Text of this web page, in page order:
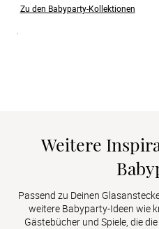
Zu den Babyparty-Kollektionen
Weitere
Passend zu Deinen
weitere Babyparty-Ideen wie
Gästebücher und Spiele, die